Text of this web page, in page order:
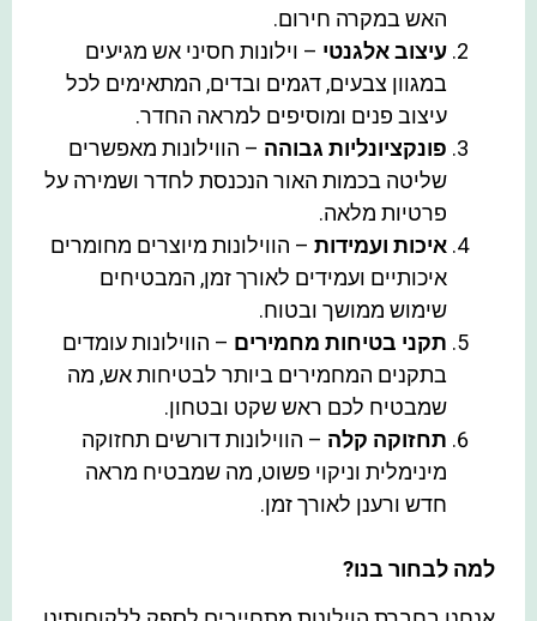
האש במקרה חירום.
עיצוב אלגנטי – וילונות חסיני אש מגיעים
במגוון צבעים, דגמים ובדים, המתאימים לכל
עיצוב פנים ומוסיפים למראה החדר.
פונקציונליות גבוהה – הווילונות מאפשרים
שליטה בכמות האור הנכנסת לחדר ושמירה על
פרטיות מלאה.
איכות ועמידות – הווילונות מיוצרים מחומרים
איכותיים ועמידים לאורך זמן, המבטיחים
שימוש ממושך ובטוח.
תקני בטיחות מחמירים – הווילונות עומדים
בתקנים המחמירים ביותר לבטיחות אש, מה
שמבטיח לכם ראש שקט ובטחון.
תחזוקה קלה – הווילונות דורשים תחזוקה
מינימלית וניקוי פשוט, מה שמבטיח מראה
חדש ורענן לאורך זמן.
למה לבחור בנו?